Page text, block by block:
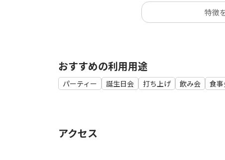
特徴
おすすめの利用用途
パーティー 誕生日会 打ち上げ 飲み会 食
アクセス